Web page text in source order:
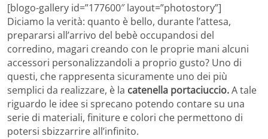
[blogo-gallery id=”177600″ layout=”photostory”]
Diciamo la verità: quanto è bello, durante l’attesa,
prepararsi all’arrivo del bebè occupandosi del
corredino, magari creando con le proprie mani alcuni
accessori personalizzandoli a proprio gusto? Uno di
questi, che rappresenta sicuramente uno dei più
semplici da realizzare, è la catenella portaciuccio.A tale
riguardo le idee si sprecano potendo contare su una
serie di materiali, finiture e colori che permettono di
potersi sbizzarrire all’infinito.